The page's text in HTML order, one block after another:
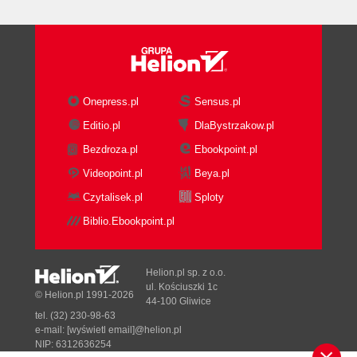
Onepress.pl
Sensus.pl
Editio.pl
DlaBystrzakow.pl
Bezdroza.pl
Ebookpoint.pl
Videopoint.pl
Beya.pl
Czytalisek.pl
Sploty
Biblio.Ebookpoint.pl
© Helion.pl 1991-2026
Helion.pl sp. z o.o.
ul. Kościuszki 1c
44-100 Gliwice
tel. (32) 230-98-63
e-mail: [wyświetl email]@helion.pl
NIP: 6312636254